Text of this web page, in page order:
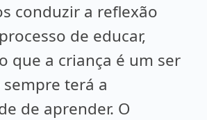
conduzir a reflexão
de educar,
que a criança é um ser
terá a
de aprender. O